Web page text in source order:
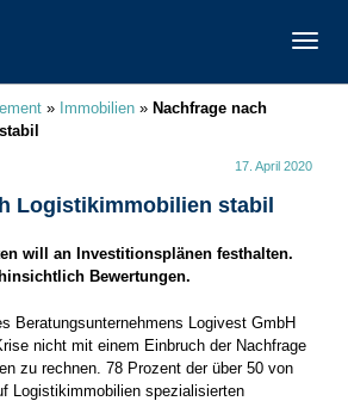
» Immobilien » Nachfrage nach
17. April 2020
Logistikimmobilien stabil
will an Investitionsplänen festhalten.
Bewertungen.
Beratungsunternehmens Logivest GmbH
nicht mit einem Einbruch der Nachfrage
zu rechnen. 78 Prozent der über 50 von
Logistikimmobilien spezialisierten